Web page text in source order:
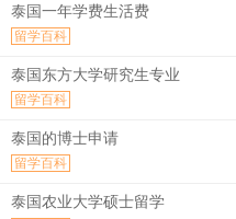
泰国一年学费生活费
留学百科
泰国东方大学研究生专业
留学百科
泰国的博士申请
留学百科
泰国农业大学硕士留学